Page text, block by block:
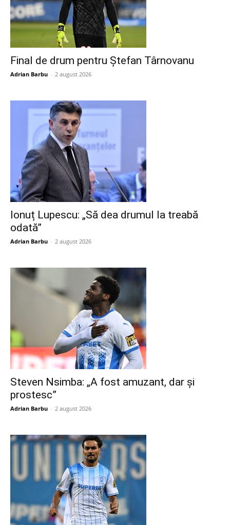
Final de drum pentru Ștefan Târnovanu
Adrian Barbu - 2 august 2026
Ionuț Lupescu: „Să dea drumul la treabă
odată”
Adrian Barbu - 2 august 2026
Steven Nsimba: „A fost amuzant, dar și
prostesc”
Adrian Barbu - 2 august 2026